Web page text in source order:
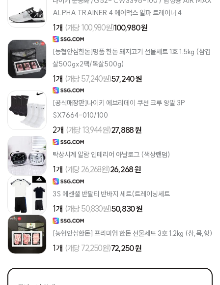
ALPHA TRAINER 4 에어맥스 알파 트레이너 4
1개 (개당 100,980원)100,980 원
[농협안심한돈]명품 한돈 돼지고기 선물세트 1호 1.5kg (삼겹
살500gx2팩/목살500g)
1개 (개당 57,240원)57,240 원
[공식매장판]나이키 에브리데이 쿠션 크루 양말 3P
SX7664-010/100
2개 (개당 13,944원)27,888 원
탁상시계 알람 인테리어 아날로그 (색상랜덤)
1개 (개당 26,268원)26,268 원
3S 에센셜 반팔티 반바지 세트(트레이닝세트
1개 (개당 50,830원)50,830 원
[농협안심한돈] 프리미엄 한돈 선물세트 3호 1.2kg (삼,목,항)
1개 (개당 72,250원)72,250 원